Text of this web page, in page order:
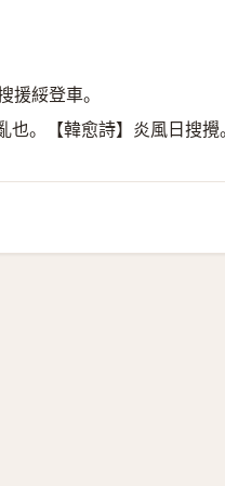
援綏登車。
。【韓愈詩】炎風日搜攪